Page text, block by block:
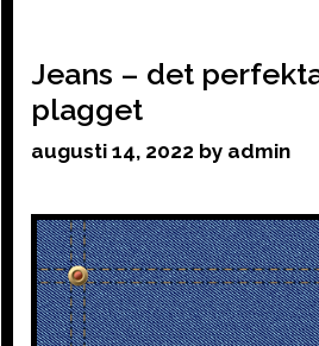
Jeans – det
plagget
augusti 14, 2022 by admin